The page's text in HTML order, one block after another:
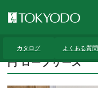
カタログ よくある質問
円 ロープリース